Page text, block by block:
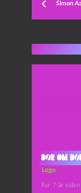
Simon
Dør om
Lego
For 7 år siden